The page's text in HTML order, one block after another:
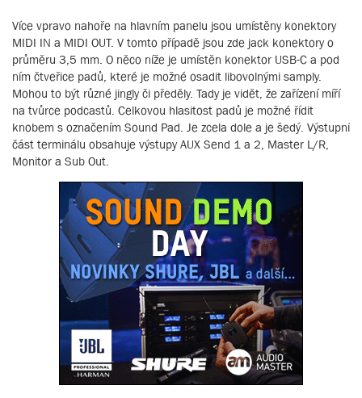
Více vpravo nahoře na hlavním panelu jsou umístěny konektory
MIDI IN a MIDI OUT. V tomto případě jsou zde jack konektory o
průměru 3,5 mm. O něco níže je umístěn konektor USB-C a pod
ním čtveřice padů, které je možné osadit libovolnými samply.
Mohou to být různé jingly či předěly. Tady je vidět, že zařízení míří
na tvůrce podcastů. Celkovou hlasitost padů je možné řídit
knobem s označením Sound Pad. Je zcela dole a je šedý. Výstupní
část terminálu obsahuje výstupy AUX Send 1 a 2, Master L/R,
Monitor a Sub Out.